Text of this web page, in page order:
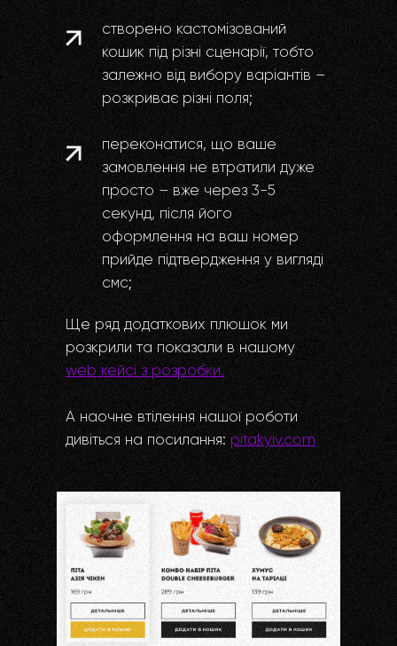
створено кастомізований
кошик під різні сценарії, тобто
залежно від вибору варіантів –
розкриває різні поля;
переконатися, що ваше
замовлення не втратили дуже
просто – вже через 3-5
секунд, після його
оформлення на ваш номер
прийде підтвердження у вигляді
смс;
Ще ряд додаткових плюшок ми
розкрили та показали в нашому
web кейсі з розробки.
А наочне втілення нашої роботи
дивіться на посилання: pitakyiv.com